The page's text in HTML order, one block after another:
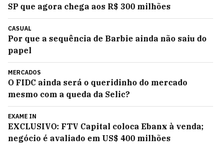
SP que agora chega aos R$ 300 milhões
CASUAL
Por que a sequência de Barbie ainda não saiu do
papel
MERCADOS
O FIDC ainda será o queridinho do mercado
mesmo com a queda da Selic?
EXAME IN
EXCLUSIVO: FTV Capital coloca Ebanx à venda;
negócio é avaliado em US$ 400 milhões